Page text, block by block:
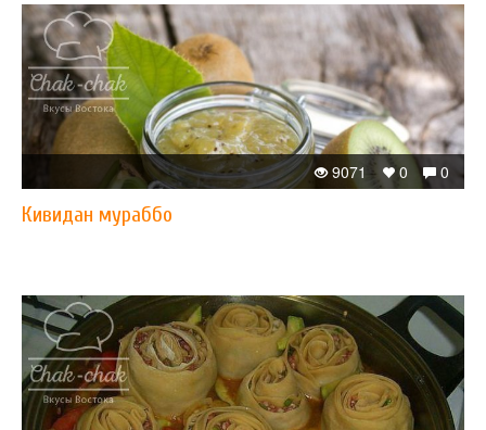
0
0
9071
Кивидан мураббо